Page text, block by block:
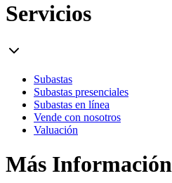
Servicios
Subastas
Subastas presenciales
Subastas en línea
Vende con nosotros
Valuación
Más Información